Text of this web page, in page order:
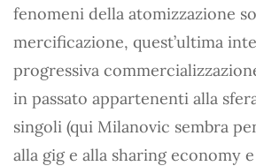
fenomeni della atomizzazione
mercificazione, quest’ultima
progressiva
in passato appartenenti alla
singoli (qui Milanovic sembra
alla gig e alla sharing economy